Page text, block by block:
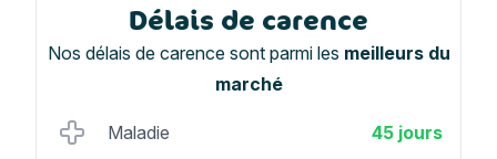
Délais de carence
Nos délais de carence sont parmi les meilleurs du
marché
Maladie 45 jours